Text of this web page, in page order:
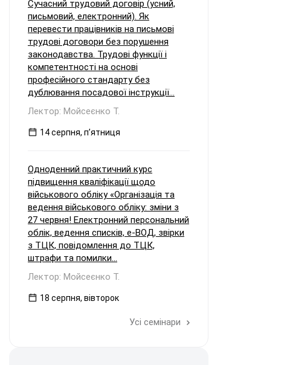
Сучасний трудовий договір (усний,
письмовий, електронний). Як
перевести працівників на письмові
трудові договори без порушення
законодавства. Трудові функції і
компетентності на основі
професійного стандарту без
дублювання посадової інструкції...
Лектор: Мойсеєнко Т.
14 серпня, пʼятниця
Одноденний практичний курс
підвищення кваліфікації щодо
військового обліку «Організація та
ведення військового обліку: зміни з
27 червня! Електронний персональний
облік, ведення списків, е-ВОД, звірки
з ТЦК, повідомлення до ТЦК,
штрафи та помилки...
Лектор: Мойсеєнко Т.
18 серпня, вівторок
Усі семінари